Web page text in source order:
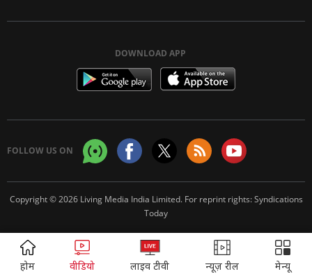
DOWNLOAD APP
FOLLOW US ON
Copyright © 2026 Living Media India Limited. For reprint rights:Syndications
Today
ADVERTISEMENT
होम वीडियो लाइव टीवी न्यूज़ रील मेन्यू